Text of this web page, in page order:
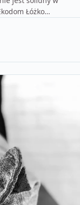
Łóżko…